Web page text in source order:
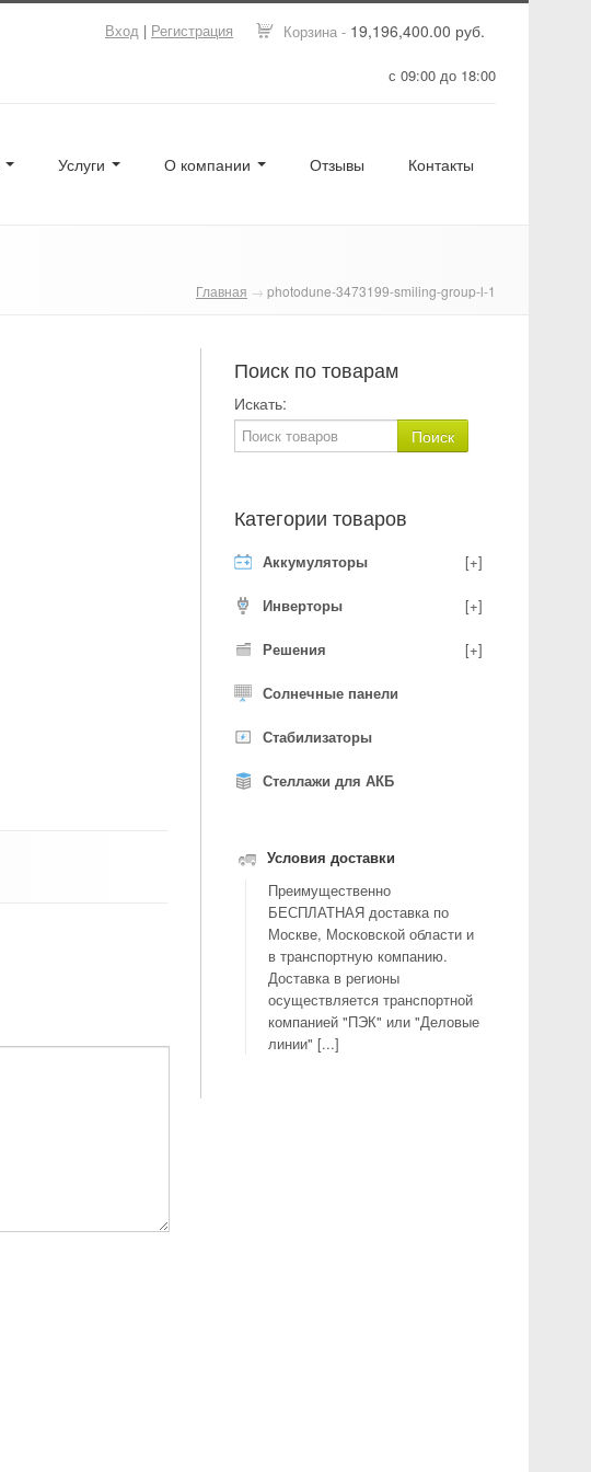
Корзина - 19,196,400.00 руб.
Вход | Регистрация
с 09:00 до 18:00
Услуги О компании Отзывы Контакты
Главная → photodune-3473199-smiling-group-l-1
Поиск по товарам
Искать:
Категории товаров
Аккумуляторы [+]
Инверторы [+]
Решения [+]
Солнечные панели
Стабилизаторы
Стеллажи для АКБ
Условия доставки
Преимущественно
БЕСПЛАТНАЯ доставка по
Москве, Московской области и
в транспортную компанию.
Доставка в регионы
осуществляется транспортной
компанией "ПЭК" или "Деловые
линии" [...]